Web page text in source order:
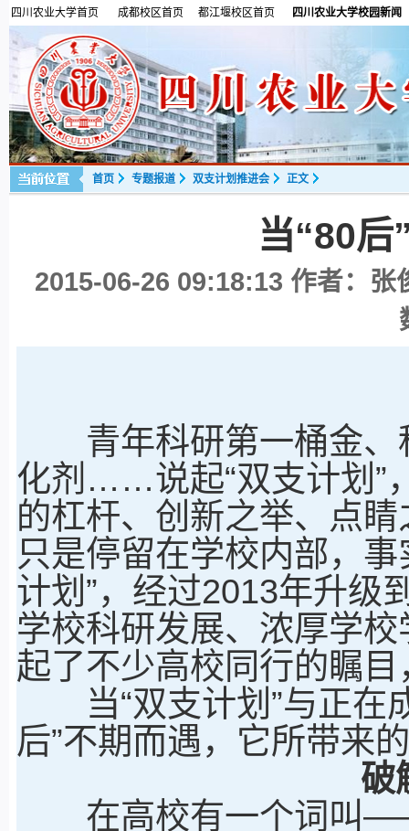
四川农业大学首页 成都校区首页 都江堰校区首页 四川农业大学校园新闻
首页 专题报道 双支计划推进会 正文
当“80后
2015-06-26 09:18:13 作者：张
青年科研第一桶金、
化剂……说起“双支计划”
的杠杆、创新之举、点
只是停留在学校内部，
计划”，经过2013年升级
学校科研发展、浓厚学
起了不少高校同行的瞩
当“双支计划”与正在
后”不期而遇，它所带来
破
在高校有一个词叫